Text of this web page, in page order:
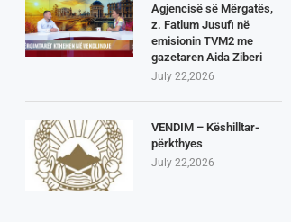
Agjencisë së Mërgatës,
z. Fatlum Jusufi në
emisionin TVM2 me
gazetaren Aida Ziberi
July 22,2026
VENDIM – Këshilltar-
përkthyes
July 22,2026